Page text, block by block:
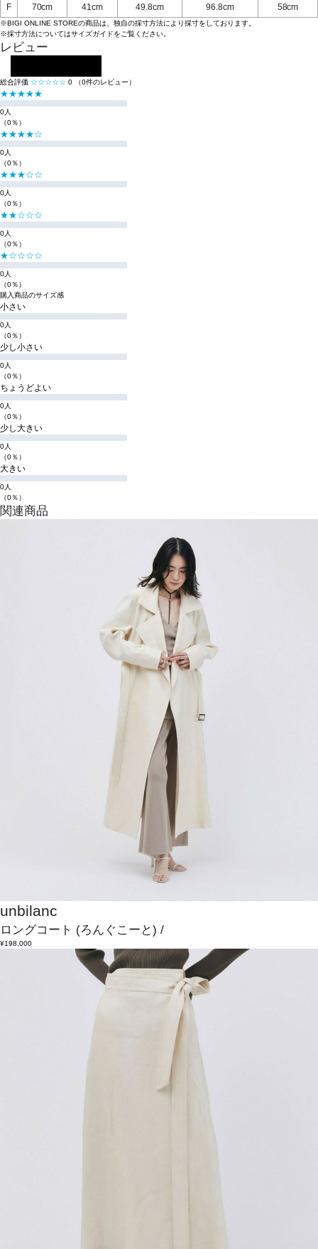
F
70cm 41cm 49.8cm 96.8cm 58cm
※BIGI ONLINE STOREの商品は、独自の採寸方法により採寸をしております。
※採寸方法についてはサイズガイドをご覧ください。
レビュー
総合評価 ☆☆☆☆☆ 0 （0件のレビュー）
★★★★★
0人
（0％）
★★★★☆
0人
（0％）
★★★☆☆
0人
（0％）
★★☆☆☆
0人
（0％）
★☆☆☆☆
0人
（0％）
購入商品のサイズ感
小さい
0人
（0％）
少し小さい
0人
（0％）
ちょうどよい
0人
（0％）
少し大きい
0人
（0％）
大きい
0人
（0％）
関連商品
unbilanc
ロングコート (ろんぐこーと) /
¥198,000